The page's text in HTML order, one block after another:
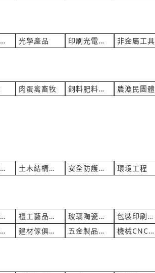
測量檢測儀器 光學產品 印刷光電元零件 非金屬工具
肉蛋禽畜牧 飼料肥料農藥 農漁民團體
化學化工研發 土木結構工程 安全防護消防 環境工程
塑料橡膠化學代工 禮工藝品加工 玻璃陶瓷馬賽克代工 包裝印刷紙木代工
金屬表面處理 建材傢俱居家加工代工 五金製品代工 機械CNC加工